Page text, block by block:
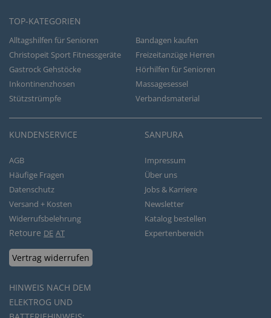
TOP-KATEGORIEN
Alltagshilfen für Senioren
Bandagen kaufen
Christopeit Sport Fitnessgeräte
Freizeitanzüge Herren
Gastrock Gehstöcke
Hörhilfen für Senioren
Inkontinenzhosen
Massagesessel
Stützstrümpfe
Verbandsmaterial
KUNDENSERVICE
AGB
Häufige Fragen
Datenschutz
Versand + Kosten
Widerrufsbelehrung
Retoure DE AT
Vertrag widerrufen
HINWEIS NACH DEM
ELEKTROG UND
SANPURA
Impressum
Über uns
Jobs & Karriere
Newsletter
Katalog bestellen
Expertenbereich